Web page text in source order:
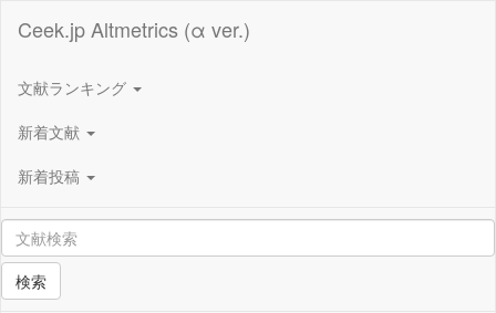
Ceek.jp Altmetrics (α ver.)
文献ランキング
新着文献
新着投稿
検索